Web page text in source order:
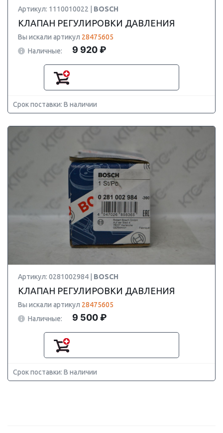
Артикул: 1110010022 | BOSCH
КЛАПАН РЕГУЛИРОВКИ ДАВЛЕНИЯ
Вы искали артикул 28475605
Наличные:
9 920 ₽
Срок поставки: В наличии
Артикул: 0281002984 | BOSCH
КЛАПАН РЕГУЛИРОВКИ ДАВЛЕНИЯ
Вы искали артикул 28475605
Наличные:
9 500 ₽
Срок поставки: В наличии